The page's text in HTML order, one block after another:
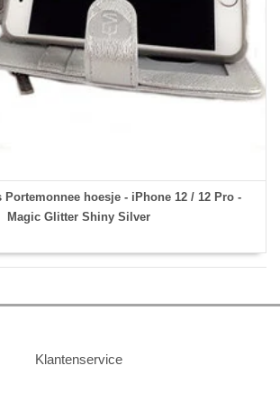
Portemonnee hoesje - iPhone 12 / 12 Pro -
Magic Glitter Shiny Silver
Klantenservice